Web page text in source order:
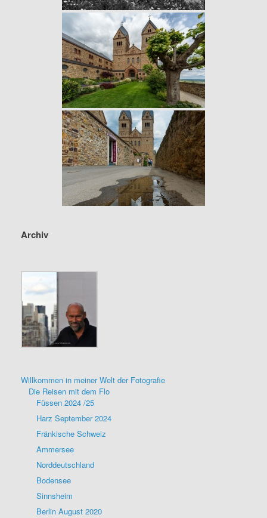
Archiv
Willkommen in meiner Welt der Fotografie
Die Reisen mit dem Flo
Füssen 2024 /25
Harz September 2024
Fränkische Schweiz
Ammersee
Norddeutschland
Bodensee
Sinnsheim
Berlin August 2020